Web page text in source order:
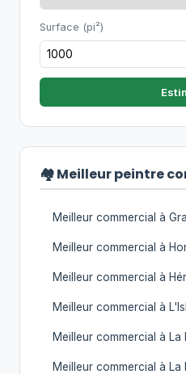
Surface (pi²)
🏘️ Meilleur peintre
Meilleur commercial à
Meilleur commercial à
Meilleur commercial à
Meilleur commercial à
Meilleur commercial à La
Meilleur commercial à La